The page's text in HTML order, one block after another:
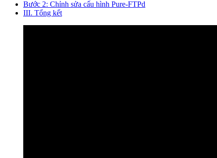
Bước 2: Chỉnh sửa cấu hình Pure-FTPd
III. Tổng kết